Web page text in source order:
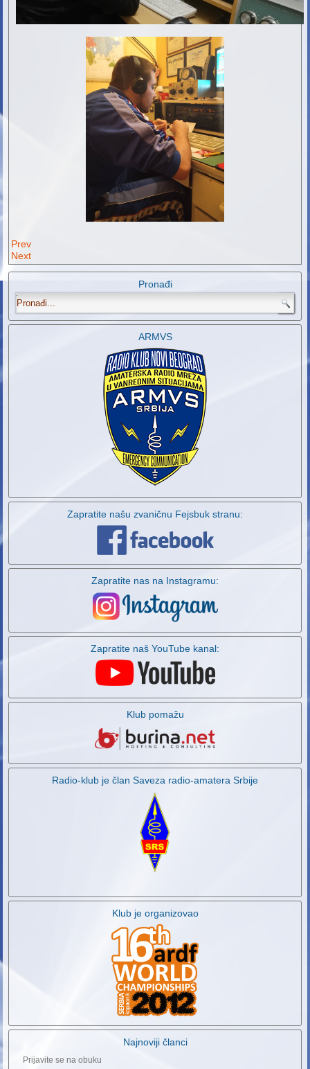
Prev
Next
Pronađi
.
ARMVS
Zapratite našu zvaničnu Fejsbuk stranu:
Zapratite nas na Instagramu:
Zapratite naš YouTube kanal:
Klub pomažu
Radio-klub je član Saveza radio-amatera Srbije
Klub je organizovao
Najnoviji članci
Prijavite se na obuku